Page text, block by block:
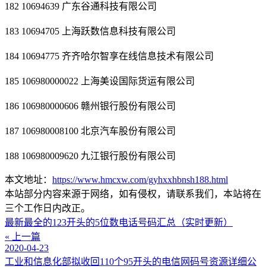
182 10694639 广东谷通科技有限公司
183 10694705 上海跃数信息科技有限公司
184 10694775 齐齐哈尔智享在线信息技术有限公司
185 106980000022 上海美设国际货运有限公司
186 106980000606 赣州银行股份有限公司
187 106980008100 北京汽车股份有限公司
188 106980009620 九江银行股份有限公司
本文地址： https://www.hmcxw.com/gyhxxhbnsh188.html
本站部分内容来源于网络，如有侵权，请联系我们，本站将在
三个工作日内改正。
最新最全的123开头的5位数电话号码汇总（实时更新）
« 上一篇
2020-04-23
工业和信息化部拟收回110个95开头的电信网码号资源详细公